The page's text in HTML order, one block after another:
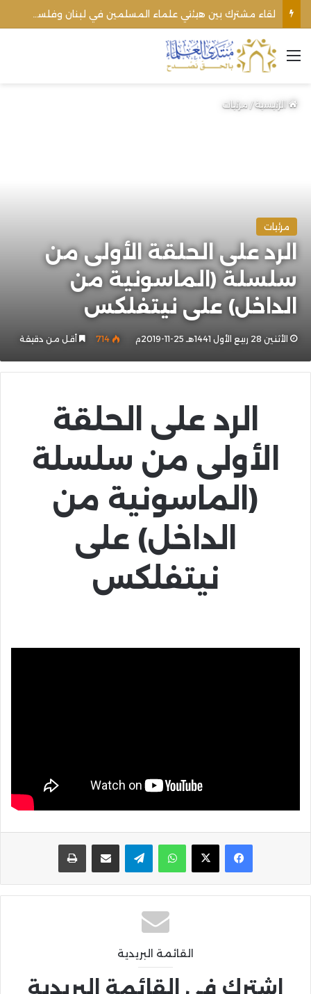
القائمة
الرئيسية/مرئيات
مرئيات
الرد على الحلقة الأولى من
سلسلة (الماسونية من
الداخل) على نيتفلكس
الأثنين 28 ربيع الأول 1441هـ 25-11-2019م 714 أقل من دقيقة
الرد على الحلقة
الأولى من سلسلة
(الماسونية من
الداخل) على
نيتفلكس
واتساب تيلقرام مشاركة عبر البريد
القائمة البريدية
اشترك في القائمة البريدية